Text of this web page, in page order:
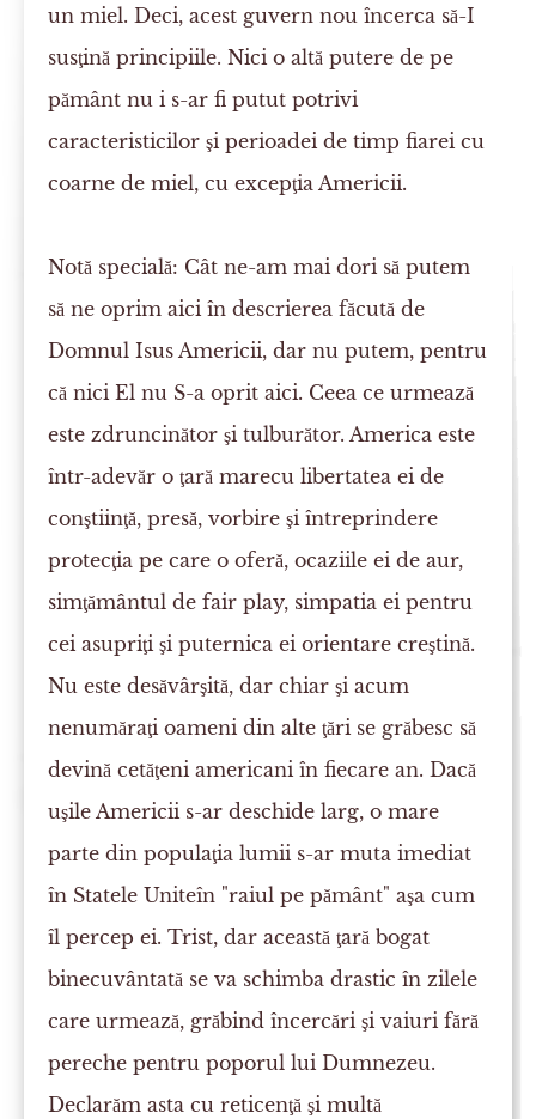
un miel. Deci, acest guvern nou încerca să-I
susţină principiile. Nici o altă putere de pe
pământ nu i s-ar fi putut potrivi
caracteristicilor şi perioadei de timp fiarei cu
coarne de miel, cu excepţia Americii.
Notă specială: Cât ne-am mai dori să putem
să ne oprim aici în descrierea făcută de
Domnul Isus Americii, dar nu putem, pentru
că nici El nu S-a oprit aici. Ceea ce urmează
este zdruncinător şi tulburător. America este
într-adevăr o ţară marecu libertatea ei de
conştiinţă, presă, vorbire şi întreprindere
protecţia pe care o oferă, ocaziile ei de aur,
simţământul de fair play, simpatia ei pentru
cei asupriţi şi puternica ei orientare creştină.
Nu este desăvârşită, dar chiar şi acum
nenumăraţi oameni din alte ţări se grăbesc să
devină cetăţeni americani în fiecare an. Dacă
uşile Americii s-ar deschide larg, o mare
parte din populaţia lumii s-ar muta imediat
în Statele Uniteîn "raiul pe pământ" aşa cum
îl percep ei. Trist, dar această ţară bogat
binecuvântată se va schimba drastic în zilele
care urmează, grăbind încercări şi vaiuri fără
pereche pentru poporul lui Dumnezeu.
Declarăm asta cu reticenţă şi multă